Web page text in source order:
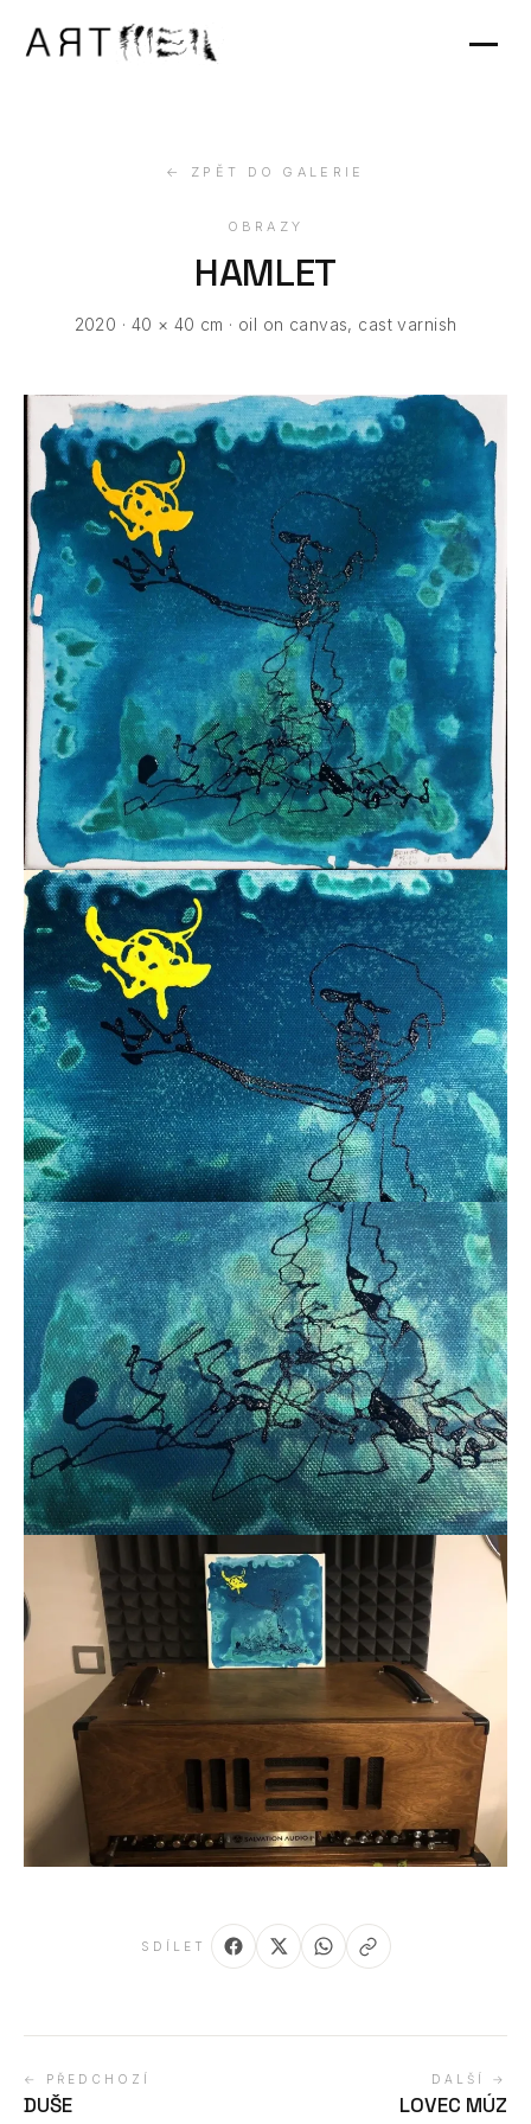
Výstavy
← ZPĚT DO GALERIE
OBRAZY
HAMLET
2020 · 40 × 40 cm · oil on canvas, cast varnish
SDÍLET
← PŘEDCHOZÍ
DUŠE
DALŠÍ →
LOVEC MÚZ